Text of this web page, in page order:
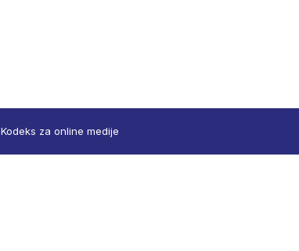
Kodeks za online medije